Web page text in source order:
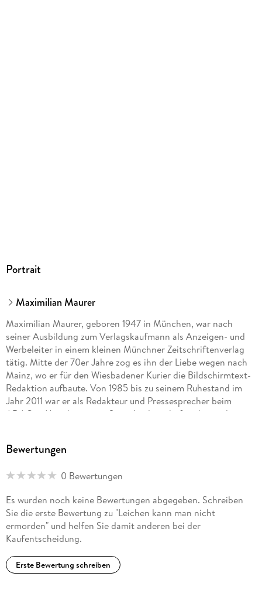
Portrait
Maximilian Maurer
Maximilian Maurer, geboren 1947 in München, war nach
seiner Ausbildung zum Verlagskaufmann als Anzeigen- und
Werbeleiter in einem kleinen Münchner Zeitschriftenverlag
tätig. Mitte der 70er Jahre zog es ihn der Liebe wegen nach
Mainz, wo er für den Wiesbadener Kurier die Bildschirmtext-
Redaktion aufbaute. Von 1985 bis zu seinem Ruhestand im
Jahr 2011 war er als Redakteur und Pressesprecher beim
ADAC in München tätig. Seine Leidenschaft gehörte dem
Pöcking.
Bewertungen
0 Bewertungen
Es wurden noch keine Bewertungen abgegeben. Schreiben
Sie die erste Bewertung zu "Leichen kann man nicht
ermorden" und helfen Sie damit anderen bei der
Kaufentscheidung.
Erste Bewertung schreiben